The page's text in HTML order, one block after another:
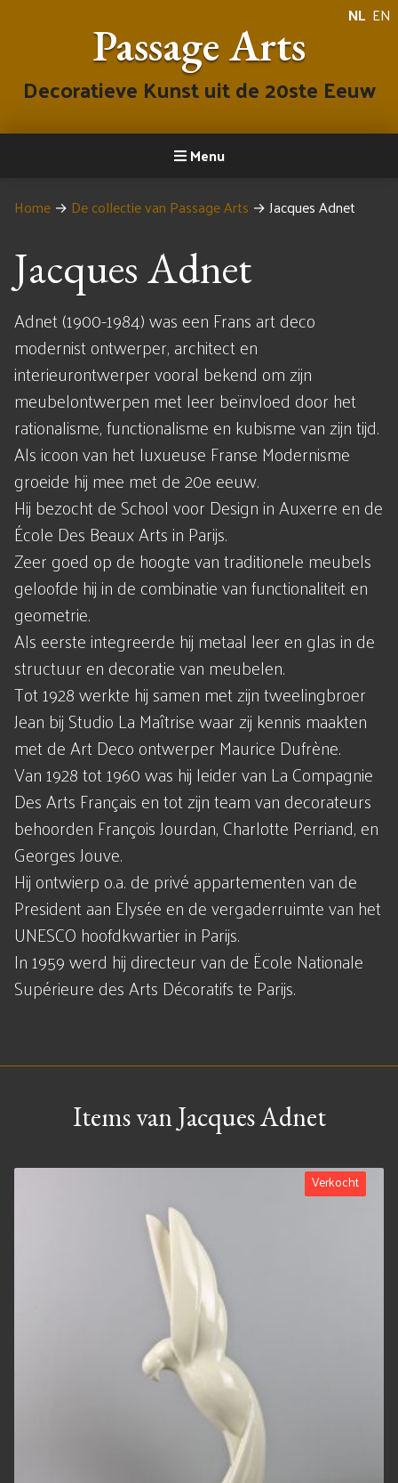
NL EN
Passage Arts
Decoratieve Kunst uit de 20ste Eeuw
Menu
Home → De collectie van Passage Arts →Jacques Adnet
Jacques Adnet
Adnet (1900-1984) was een Frans art deco
modernist ontwerper, architect en
interieurontwerper vooral bekend om zijn
meubelontwerpen met leer beïnvloed door het
rationalisme, functionalisme en kubisme van zijn tijd.
Als icoon van het luxueuse Franse Modernisme
groeide hij mee met de 20e eeuw.
Hij bezocht de School voor Design in Auxerre en de
École Des Beaux Arts in Parijs.
Zeer goed op de hoogte van traditionele meubels
geloofde hij in de combinatie van functionaliteit en
geometrie.
Als eerste integreerde hij metaal leer en glas in de
structuur en decoratie van meubelen.
Tot 1928 werkte hij samen met zijn tweelingbroer
Jean bij Studio La Maîtrise waar zij kennis maakten
met de Art Deco ontwerper Maurice Dufrène.
Van 1928 tot 1960 was hij leider van La Compagnie
Des Arts Français en tot zijn team van decorateurs
behoorden François Jourdan, Charlotte Perriand, en
Georges Jouve.
Hij ontwierp o.a. de privé appartementen van de
President aan Elysée en de vergaderruimte van het
UNESCO hoofdkwartier in Parijs.
In 1959 werd hij directeur van de Ëcole Nationale
Supérieure des Arts Décoratifs te Parijs.
Items van Jacques Adnet
Verkocht